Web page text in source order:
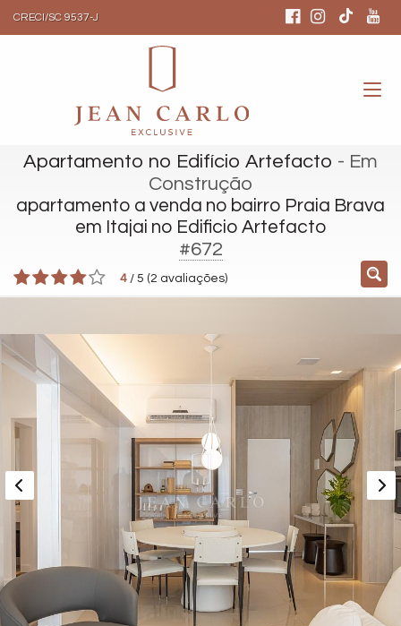
CRECI/SC 9537-J
Apartamento no Edifício Artefacto - Em
Construção
apartamento a venda no bairro Praia Brava
em Itajai no Edificio Artefacto
#672
4 / 5 (2 avaliações)